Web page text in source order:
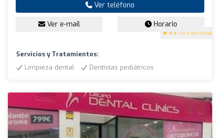
4.9 (189 opiniones)
Ver teléfono
Ver e-mail Horario
Servicios y Tratamientos:
Limpieza dental
Dentistas pediátricos